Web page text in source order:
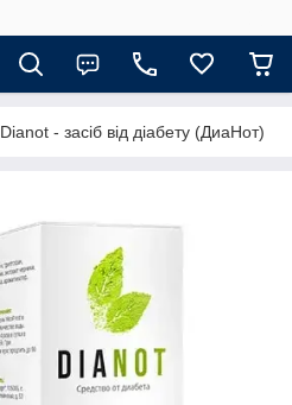
Dianot - засіб від діабету (ДиаНот)